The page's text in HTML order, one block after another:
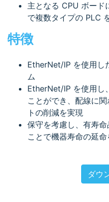
主となる CPU ボード
で複数タイプの PLC
特徴
EtherNet/IP を使用し
ム
EtherNet/IP を使用し
ことができ、配線に
トの削減を実現
保守を考慮し、有寿
ことで機器寿命の延
ダウ